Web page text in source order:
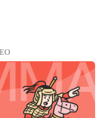
育と開発どちらも行い、
供し、実務で活躍できる人